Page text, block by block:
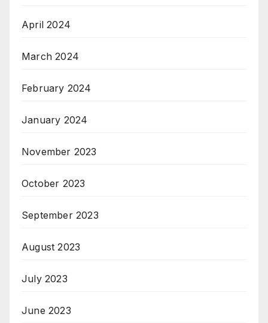
April 2024
March 2024
February 2024
January 2024
November 2023
October 2023
September 2023
August 2023
July 2023
June 2023